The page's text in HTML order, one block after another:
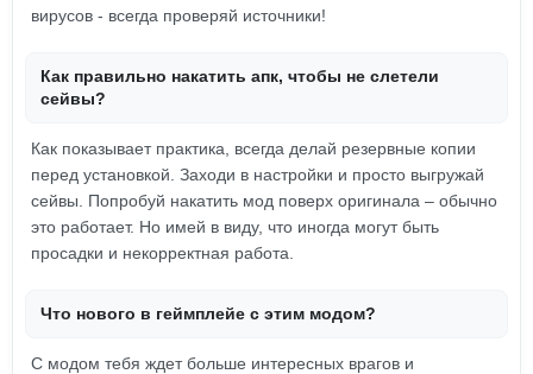
вирусов - всегда проверяй источники!
Как правильно накатить апк, чтобы не слетели
сейвы?
Как показывает практика, всегда делай резервные копии
перед установкой. Заходи в настройки и просто выгружай
сейвы. Попробуй накатить мод поверх оригинала – обычно
это работает. Но имей в виду, что иногда могут быть
просадки и некорректная работа.
Что нового в геймплейе с этим модом?
С модом тебя ждет больше интересных врагов и